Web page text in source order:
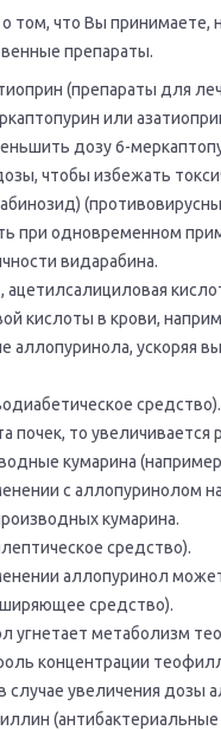
том, что Вы
препараты.
(препараты для
или
дозу 6-
чтобы избежать
при одновременном
видарабина.
кислоты в крови,
аллопуринола, ускоряя
средство).
почек, то
кумарина
с аллопуринолом
кумарина.
средство).
аллопуринол
средство).
угнетает метаболизм
концентрации
случае увеличения дозы
(антибактериальные